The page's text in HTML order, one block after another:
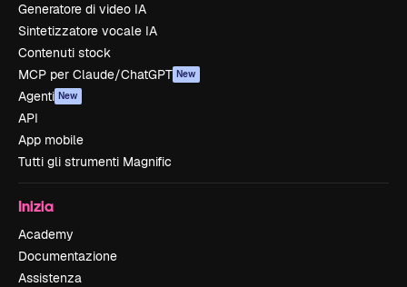
Generatore di video IA
Sintetizzatore vocale IA
Contenuti stock
MCP per Claude/ChatGPT New
Agenti New
API
App mobile
Tutti gli strumenti Magnific
Inizia
Academy
Documentazione
Assistenza